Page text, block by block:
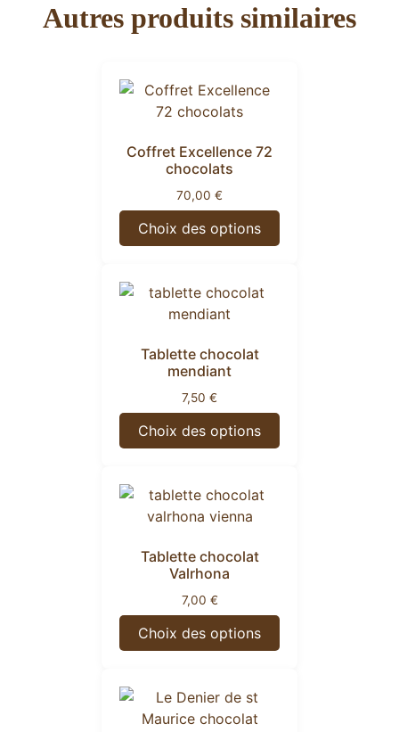
Autres produits similaires
Coffret Excellence 72
chocolats
70,00 €
Choix des options
Tablette chocolat
mendiant
7,50 €
Choix des options
Tablette chocolat
Valrhona
7,00 €
Choix des options